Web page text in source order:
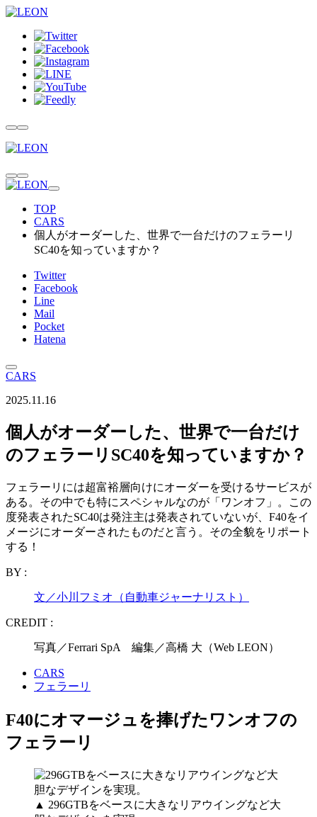
TOP
CARS
個人がオーダーした、世界で一台だけのフェラーリ
SC40を知っていますか？
Twitter
Facebook
Line
Mail
Pocket
Hatena
CARS
2025.11.16
個人がオーダーした、世界で一台だけ
のフェラーリSC40を知っていますか？
フェラーリには超富裕層向けにオーダーを受けるサービスが
ある。その中でも特にスペシャルなのが「ワンオフ」。この
度発表されたSC40は発注主は発表されていないが、F40をイ
メージにオーダーされたものだと言う。その全貌をリポート
する！
BY :
文／小川フミオ（自動車ジャーナリスト）
CREDIT :
写真／Ferrari SpA 編集／高橋 大（Web LEON）
CARS
フェラーリ
F40にオマージュを捧げたワンオフの
フェラーリ
▲ 296GTBをベースに大きなリアウイングなど大